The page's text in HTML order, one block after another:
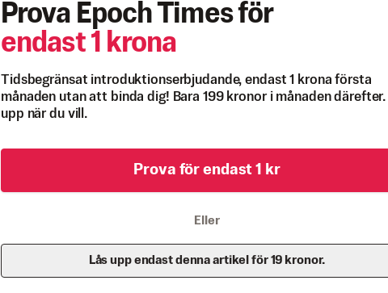
Prova Epoch Times för
endast 1 krona
Tidsbegränsat introduktionserbjudande, endast 1 krona första
månaden utan att binda dig! Bara 199 kronor i månaden därefter.
upp när du vill.
Prova för endast 1 kr
Eller
Lås upp endast denna artikel för 19 kronor.